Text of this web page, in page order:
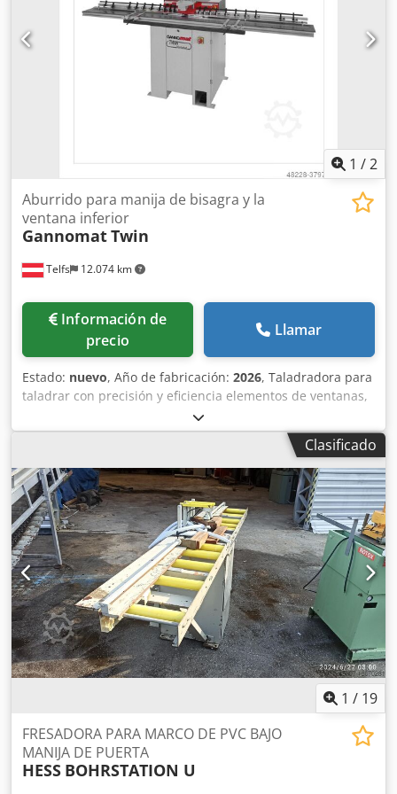
1 /2
Telfs 12.074 km
Aburrido para manija de bisagra y la
ventana inferior
GannomatTwin
Información de
precio
Llamar
Estado: nuevo, Año de fabricación: 2026, Taladradora para
taladrar con precisión y eficiencia elementos de ventanas,
tanto para taladros de pivote como para taladros para
tornillos ocultos. Breve descripción: • No requiere tiempo
de preparación entre el taladrado de pivotes y el taladrado
para tornillos ocultos. • Ventajas del taladrado desde
abajo. Dcjdpfx Aodx R Hzokcjk • Kit de accesorios para el
taladrado de pivotes. • Patrón de taladrado según el
fabricante (por ejemplo, G-U, Roto, Maco, Siegenia Aubi,
Winkhaus... y otros fabricantes). • Kit de accesorios para el
taladrado de tornillos ocultos. • Caja de engranajes de
taladrado de precisión y construcción robusta de
GANNOMAT.
Clasificado
1 / 19
FRESADORA PARA MARCO DE PVC BAJO
MANIJA DE PUERTA
HESS BOHRSTATION U